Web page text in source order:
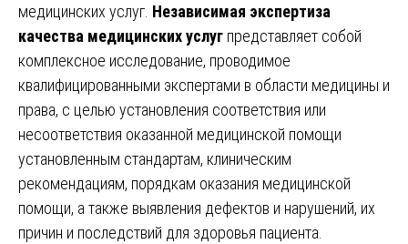
медицинских услуг. Независимая экспертиза
качества медицинских услуг представляет собой
комплексное исследование, проводимое
квалифицированными экспертами в области медицины и
права, с целью установления соответствия или
несоответствия оказанной медицинской помощи
установленным стандартам, клиническим
рекомендациям, порядкам оказания медицинской
помощи, а также выявления дефектов и нарушений, их
причин и последствий для здоровья пациента.